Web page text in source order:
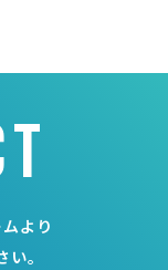
より
。